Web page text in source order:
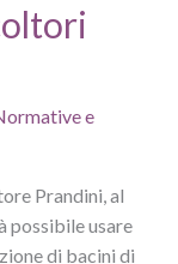
e
Prandini, al
possibile usare
di bacini di